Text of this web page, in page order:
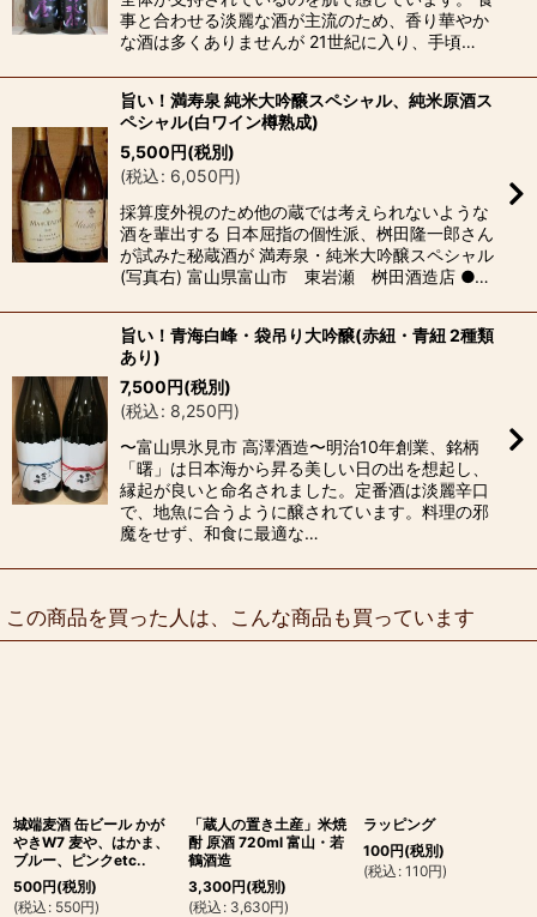
事と合わせる淡麗な酒が主流のため、香り華やか
な酒は多くありませんが 21世紀に入り、手頃…
旨い！満寿泉 純米大吟醸スペシャル、純米原酒ス
ペシャル(白ワイン樽熟成)
5,500円(税別)
(税込: 6,050円)
採算度外視のため他の蔵では考えられないような
酒を輩出する 日本屈指の個性派、桝田隆一郎さん
が試みた秘蔵酒が 満寿泉・純米大吟醸スペシャル
(写真右) 富山県富山市 東岩瀬 桝田酒造店 ●…
旨い！青海白峰・袋吊り大吟醸(赤紐・青紐 2種類
あり)
7,500円(税別)
(税込: 8,250円)
〜富山県氷見市 高澤酒造〜明治10年創業、銘柄
「曙」は日本海から昇る美しい日の出を想起し、
縁起が良いと命名されました。定番酒は淡麗辛口
で、地魚に合うように醸されています。料理の邪
魔をせず、和食に最適な…
この商品を買った人は、こんな商品も買っています
城端麦酒 缶ビール かが
やきW7 麦や、はかま、
ブルー、ピンクetc..
500円(税別)
(税込 : 550円)
「蔵人の置き土産」米焼
酎 原酒 720ml 富山・若
鶴酒造
3,300円(税別)
(税込 : 3,630円)
ラッピング
100円(税別)
(税込 : 110円)